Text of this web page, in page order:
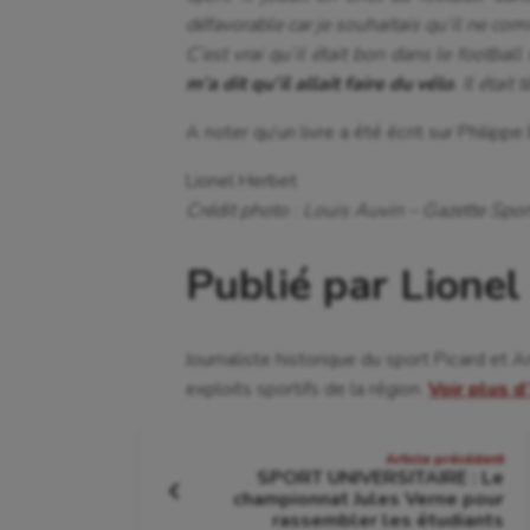
défavorable car je souhaitais qu’il ne
C’est vrai qu’il était bon dans le football
m’a dit qu’il allait faire du vélo. Il était
A noter qu’un livre a été écrit sur
Lionel Herbet
Crédit photo : Louis Auvin – Gazette
Publié par
Journaliste historique du sport Picard et
exploits sportifs de la région. Voir plus
deArticle
Article précédent
SPORT UNIVERSITAIRE : Le
championnat Jules Verne pour
rassembler les étudiants